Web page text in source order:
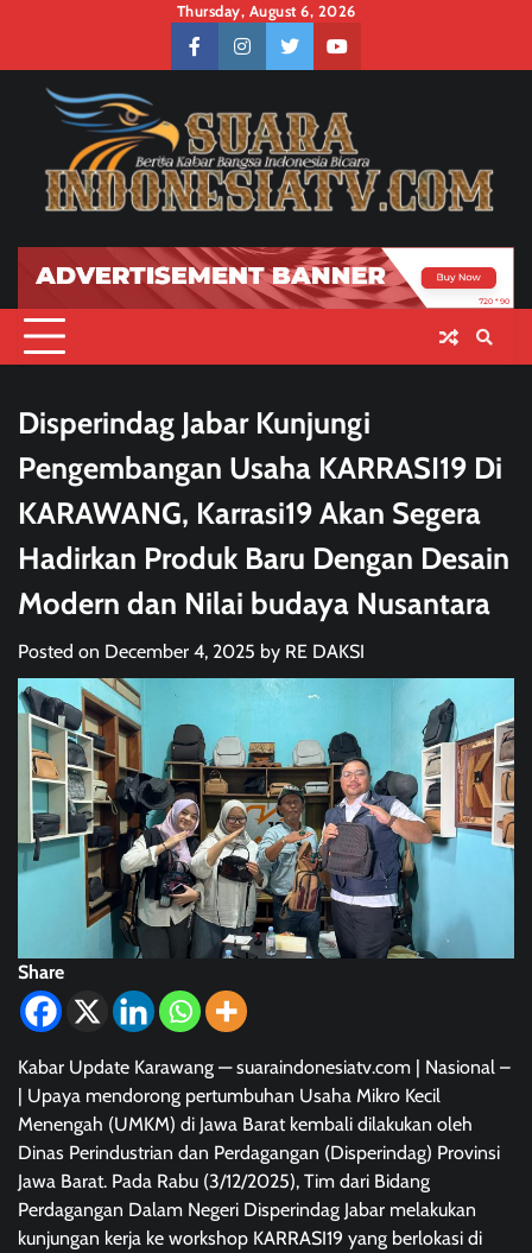
content
Thursday, August 6, 2026
facebookinstagramtwitteryoutube
Disperindag Jabar Kunjungi
Pengembangan Usaha KARRASI19 Di
KARAWANG, Karrasi19 Akan Segera
Hadirkan Produk Baru Dengan Desain
Modern dan Nilai budaya Nusantara
Posted on December 4, 2025 by RE DAKSI
Share
Kabar Update Karawang — suaraindonesiatv.com | Nasional –
| Upaya mendorong pertumbuhan Usaha Mikro Kecil
Menengah (UMKM) di Jawa Barat kembali dilakukan oleh
Dinas Perindustrian dan Perdagangan (Disperindag) Provinsi
Jawa Barat. Pada Rabu (3/12/2025), Tim dari Bidang
Perdagangan Dalam Negeri Disperindag Jabar melakukan
kunjungan kerja ke workshop KARRASI19 yang berlokasi di